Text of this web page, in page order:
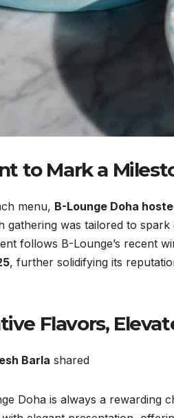
to Mark a
menu, B-Lounge Doha
gathering was tailored to
follows B-Lounge’s recent
, further solidifying its
Flavors,
Barla shared:
Doha is always a rewarding